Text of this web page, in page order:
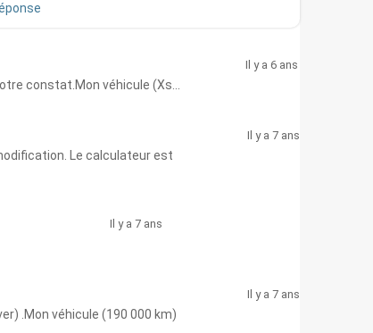
constat.Mon véhicule (Xs...
Il y a 6 ans
Le calculateur est
Il y a 7 ans
Il y a 7 ans
.Μon véhicule (190 000 km)
Il y a 7 ans